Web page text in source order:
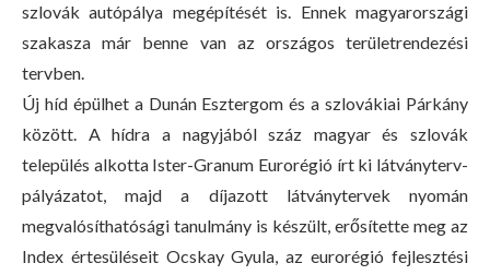
szlovák autópálya megépítését is. Ennek magyarországi
szakasza már benne van az országos területrendezési
tervben.
Új híd épülhet a Dunán Esztergom és a szlovákiai Párkány
között. A hídra a nagyjából száz magyar és szlovák
település alkotta Ister-Granum Eurorégió írt ki látványterv-
pályázatot, majd a díjazott látványtervek nyomán
megvalósíthatósági tanulmány is készült, erősítette meg az
Index értesüléseit Ocskay Gyula, az eurorégió fejlesztési